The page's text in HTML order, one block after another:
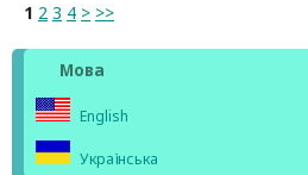
1 2 3 4 > >>
Мова
English
Українська